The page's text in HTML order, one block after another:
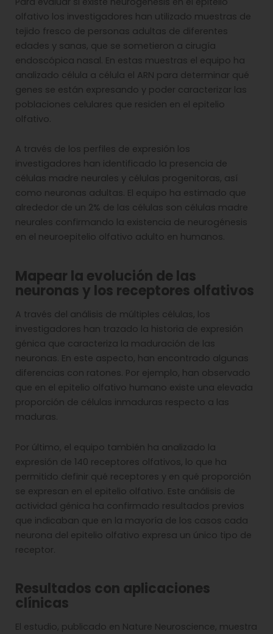
olfativo los investigadores han utilizado muestras de
tejido fresco de personas adultas de diferentes
edades y sanas, que se sometieron a cirugía
endoscópica nasal. En estas muestras el equipo ha
analizado célula a célula el ARN para determinar qué
genes se están expresando y poder caracterizar las
poblaciones celulares que residen en el epitelio
olfativo.
A través de los perfiles de expresión los
investigadores han identificado la presencia de
células madre neurales y células progenitoras, así
como neuronas adultas. El equipo ha estimado que
alrededor de un 2% de las células son células madre
neurales confirmando la existencia de neurogénesis
en el neuroepitelio olfativo adulto en humanos.
Mapear la evolución de las
neuronas y los receptores olfativos
A través del análisis de múltiples células, los
investigadores han trazado la historia de expresión
génica que caracteriza la maduración de las
neuronas. En este aspecto, han encontrado algunas
diferencias con ratones. Por ejemplo, han observado
que en el epitelio olfativo humano existe una elevada
proporción de células inmaduras respecto a las
maduras.
Por último, el equipo también ha analizado la
expresión de 140 receptores olfativos, lo que ha
permitido definir qué receptores y en qué proporción
se expresan en el epitelio olfativo. Este análisis de
actividad génica ha confirmado resultados previos
que indicaban que en la mayoría de los casos cada
neurona del epitelio olfativo expresa un único tipo de
receptor.
Resultados con aplicaciones
clínicas
El estudio, publicado en Nature Neuroscience, muestra